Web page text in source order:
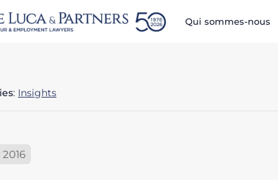
Qui sommes-nous
: Insights